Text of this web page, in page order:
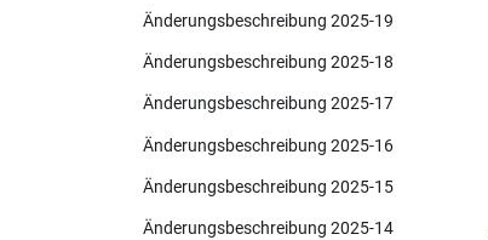
Änderungsbeschreibung 2025-19
Änderungsbeschreibung 2025-18
Änderungsbeschreibung 2025-17
Änderungsbeschreibung 2025-16
Änderungsbeschreibung 2025-15
Änderungsbeschreibung 2025-14